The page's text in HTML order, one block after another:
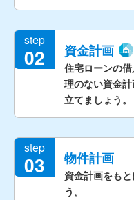
step
02 資金計画
住宅ローンの
理のない資金
立てましょう。
step
03 物件計画
資金計画をも
う。